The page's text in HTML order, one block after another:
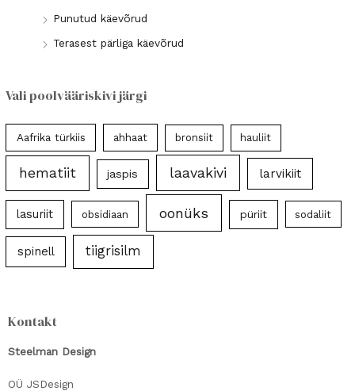
Punutud käevõrud
Terasest pärliga käevõrud
Vali poolvääriskivi järgi
Aafrika türkiis ahhaat bronsiit hauliit
hematiit jaspis laavakivi larvikiit
lasuriit obsidiaan oonüks püriit sodaliit
spinell tiigrisilm
Kontakt
Steelman Design
OÜ JSDesign